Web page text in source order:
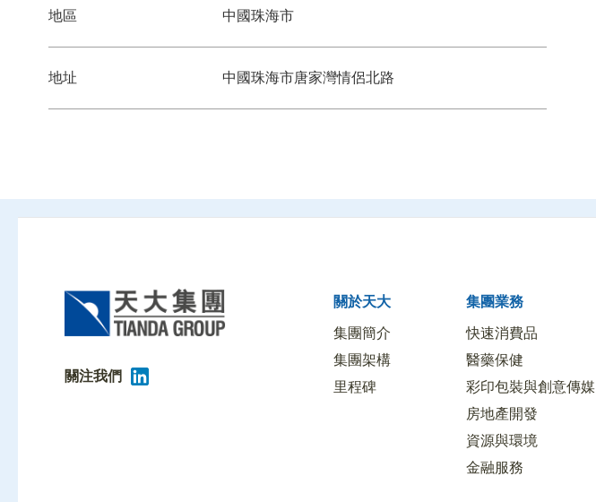
地區 中國珠海市
地址 中國珠海市唐家灣情侶北路
關注我們
關於天大
集團簡介
集團架構
里程碑
集團業務
快速消費品
醫藥保健
彩印包裝與創意傳媒
房地產開發
資源與環境
金融服務